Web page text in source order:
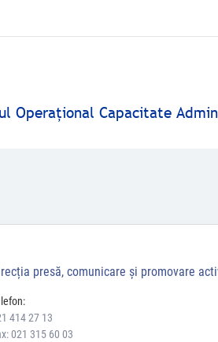
Operaţional Capacitate
presă, comunicare și promovare
414 27 13
021 315 60 03